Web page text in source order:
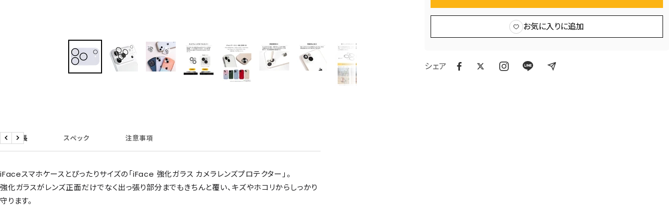
減
す
増
す
お気に入りに追加
シェア
商品特長 スペック 注意事項
戻 次
iFaceスマホケースとぴったりサイズの「iFace 強化ガラス カメラレンズプロテクター」。
強化ガラスがレンズ正面だけでなく出っ張り部分までもきちんと覆い、キズやホコリからしっかり
守ります。